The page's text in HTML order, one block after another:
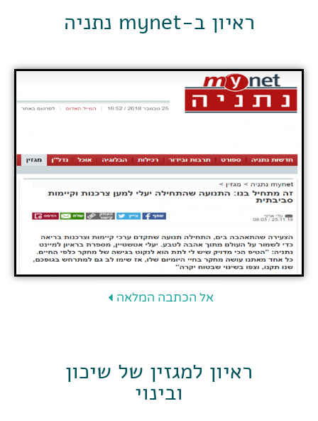
ראיון ב-mynet נתניה
אל הכתבה המלאה
ראיון למגזין של שיכון
ובינוי